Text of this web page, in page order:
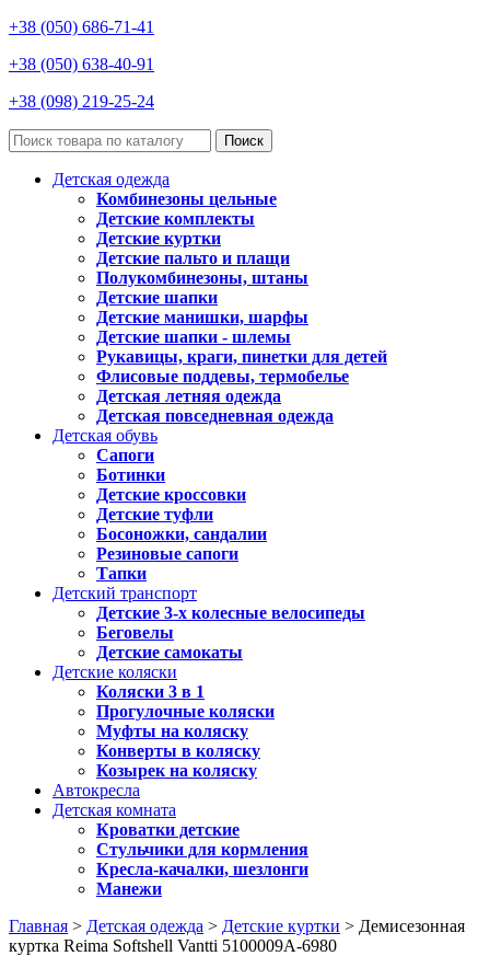
+38 (050) 686-71-41
+38 (050) 638-40-91
+38 (098) 219-25-24
Поиск
Детская одежда
Комбинезоны цельные
Детские комплекты
Детские куртки
Детские пальто и плащи
Полукомбинезоны, штаны
Детские шапки
Детские манишки, шарфы
Детские шапки - шлемы
Рукавицы, краги, пинетки для детей
Флисовые поддевы, термобелье
Детская летняя одежда
Детская повседневная одежда
Детская обувь
Сапоги
Ботинки
Детские кроссовки
Детские туфли
Босоножки, сандалии
Резиновые сапоги
Тапки
Детский транспорт
Детские 3-х колесные велосипеды
Беговелы
Детские самокаты
Детские коляски
Коляски 3 в 1
Прогулочные коляски
Муфты на коляску
Конверты в коляску
Козырек на коляску
Автокресла
Детская комната
Кроватки детские
Стульчики для кормления
Кресла-качалки, шезлонги
Манежи
Главная > Детская одежда > Детские куртки > Демисезонная
куртка Reima Softshell Vantti 5100009A-6980